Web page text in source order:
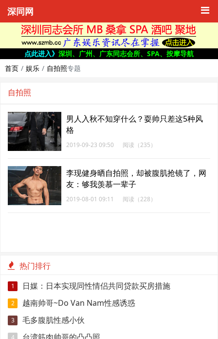
深同网
点此进入》 深圳、广州、广东同志会所、SPA、按摩导航
首页
娱乐 自拍照专题
自拍照
男人入秋不知穿什么？耍帅只差这5种风
格
2019-09-23 09:50 阅读（235）
李现健身晒自拍照，却被腹肌抢镜了，网
友：够我羡慕一辈子
2019-08-01 09:11 阅读（228）
热门排行
1 日媒：日本实现同性情侣共同贷款买房措施
2 越南帅哥~Do Van Nam性感诱惑
3 毛多腹肌性感小伙
4